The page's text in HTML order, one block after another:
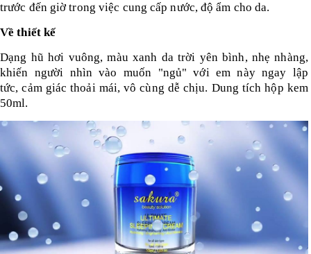
trước đến giờ trong việc cung cấp nước, độ ẩm cho da.
Về thiết kế
Dạng hũ hơi vuông, màu xanh da trời yên bình, nhẹ nhàng,
khiến người nhìn vào muốn "ngủ" với em này ngay lập
tức, cảm giác thoải mái, vô cùng dễ chịu. Dung tích hộp kem
50ml.